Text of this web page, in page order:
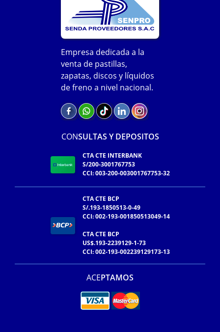
Empresa dedicada a la
venta de pastillas,
zapatas, discos y líquidos
de freno a nivel nacional.
CONSULTAS Y DEPOSITOS
CTA CTE INTERBANK
S/200-3001767753
CCI: 003-200-003001767753-32
CTA CTE BCP
S/.193-1850513-0-49
CCI: 002-193-001850513049-14
CTA CTE BCP
US$.193-2239129-1-73
CCI: 002-193-002239129173-13
ACEPTAMOS